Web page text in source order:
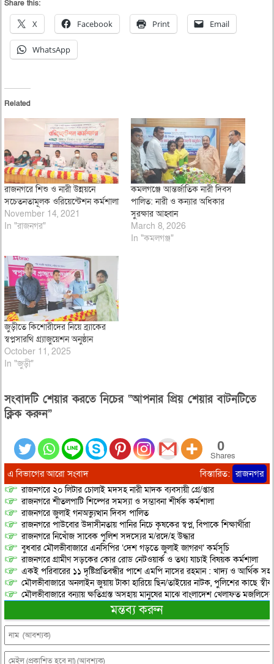
Share this:
X Facebook Print Email
WhatsApp
Related
রাজনগরে শিশু ও নারী উন্নয়নে
সচেতনতামূলক ওরিয়েন্টেশন কর্মশালা
November 14, 2021
In "রাজনগর"
কমলগঞ্জে আন্তর্জাতিক নারী দিবস
পালিত: নারী ও কন্যার অধিকার
সুরক্ষার আহ্বান
March 8, 2026
In "কমলগঞ্জ"
জুড়ীতে কিশোরীদের নিয়ে ব্র্যাকের
স্বপ্নসারথি গ্র্যাজুয়েশন অনুষ্ঠান
October 11, 2025
In "জুড়ী"
সংবাদটি শেয়ার করতে নিচের “আপনার প্রিয় শেয়ার বাটনটিতে
ক্লিক করুন”
0
Shares
এ বিভাগের আরো সংবাদ বিস্তারিত: রাজনগর
রাজনগরে ২০ লিটার চোলাই মদসহ নারী মাদক ব্যবসায়ী গ্রে/প্তার
রাজনগরে শীতলপাটি শিল্পের সমস্যা ও সম্ভাবনা শীর্ষক কর্মশালা
রাজনগরে জুলাই গনঅভ্যুত্থান দিবস পালিত
রাজনগরে পাউবোর উদাসীনতায় পানির নিচে কৃষকের স্বপ্ন, বিপাকে শিক্ষার্থীরা
রাজনগরে নিখোঁজ সাবেক পুলিশ সদস্যের ম/রদে/হ উদ্ধার
বুধবার মৌলভীবাজারে এনসিপির ‘দেশ গড়তে জুলাই জাগরণ’ কর্মসূচি
রাজনগরে গ্রামীণ সড়কের কোর রোড নেটওয়ার্ক ও তথ্য যাচাই বিষয়ক কর্মশালা
একই পরিবারের ১১ দৃষ্টিপ্রতিবন্ধীর পাশে এমপি নাসের রহমান : খাদ্য ও আর্থিক
মৌলভীবাজারে অনলাইন জুয়ায় টাকা হারিয়ে ছিন/তাইয়ের নাটক, পুলিশের কাছে
মৌলভীবাজারে বন্যায় ক্ষতিগ্রস্ত অসহায় মানুষের মাঝে বাংলাদেশ খেলাফত মজলিসের
মন্তব্য করুন